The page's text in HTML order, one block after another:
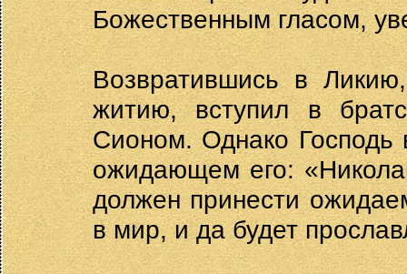
Божественным гласом,
Возвратившись в
житию, вступил в
Сионом. Однако Господь
ожидающем его:
должен принести
в мир, и да будет